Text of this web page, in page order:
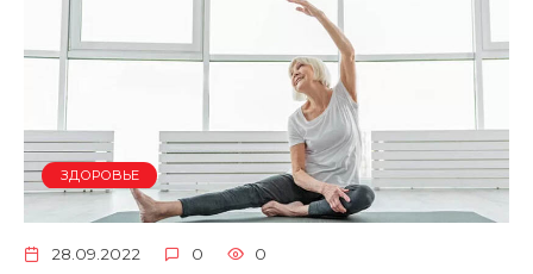
ЗДОРОВЬЕ
28.09.2022 0 0